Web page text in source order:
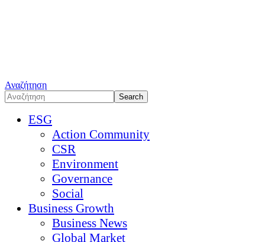
Αναζήτηση
ESG
Action Community
CSR
Environment
Governance
Social
Business Growth
Business News
Global Market